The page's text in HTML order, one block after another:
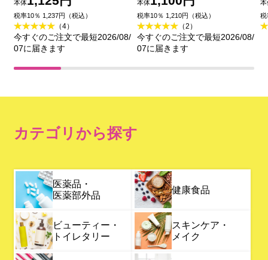
本体
税率10％ 1,237円（税込）
（4）
今すぐのご注文で最短2026/08/
07に届きます
イ試供品セット ２００
ｇ＋２０ｇ 花王
本体
税率10％ 1,210円（税込）
（2）
今すぐのご注文で最短2026/08/
07に届きます
本
税
カテゴリから探す
医薬品・
医薬部外品
健康食品
ビューティー・
トイレタリー
スキンケア・
メイク